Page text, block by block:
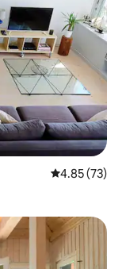
Calificación
4.85 (73)